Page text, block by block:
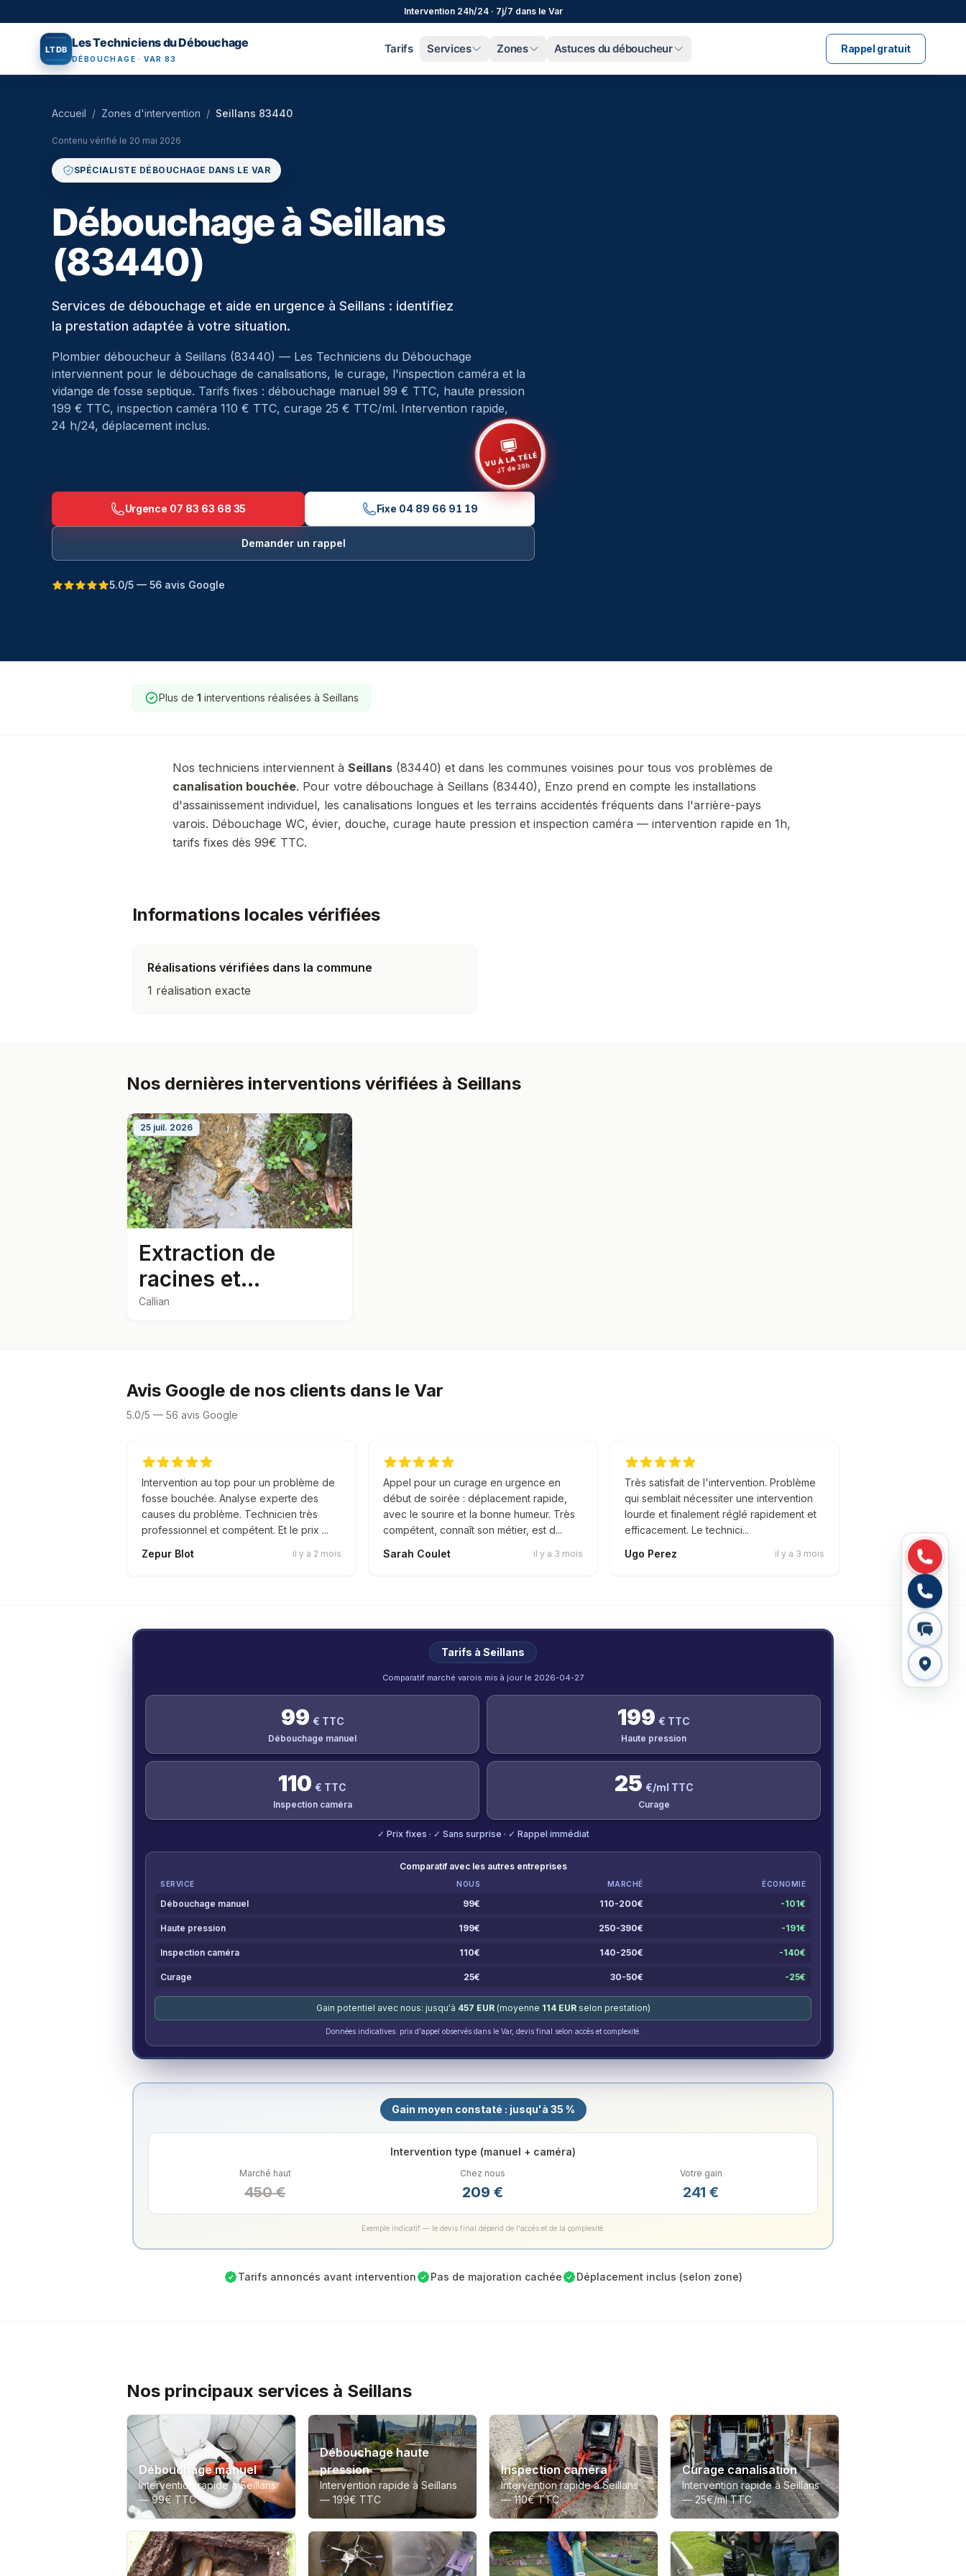
Intervention 24h/24 · 7j/7 dans le Var
LTDB Les Techniciens du Débouchage
DÉBOUCHAGE · VAR 83
Tarifs Services Zones Astuces du déboucheur Rappel gratuit
Accueil / Zones d'intervention / Seillans 83440
Contenu vérifié le 20 mai 2026
SPÉCIALISTE DÉBOUCHAGE DANS LE VAR
Débouchage à Seillans
(83440)
Services de débouchage et aide en urgence à Seillans : identifiez
la prestation adaptée à votre situation.
Plombier déboucheur à Seillans (83440) — Les Techniciens du Débouchage
interviennent pour le débouchage de canalisations, le curage, l'inspection caméra et la
vidange de fosse septique. Tarifs fixes : débouchage manuel 99 € TTC, haute pression
199 € TTC, inspection caméra 110 € TTC, curage 25 € TTC/ml. Intervention rapide,
24 h/24, déplacement inclus.
Urgence 07 83 63 68 35 Fixe 04 89 66 91 19
VU À LA TÉLÉ
JT de 20h
Demander un rappel
5.0/5 — 56 avis Google
Plus de 1 interventions réalisées à Seillans
Nos techniciens interviennent à Seillans (83440) et dans les communes voisines pour tous vos problèmes de
canalisation bouchée. Pour votre débouchage à Seillans (83440), Enzo prend en compte les installations
d'assainissement individuel, les canalisations longues et les terrains accidentés fréquents dans l'arrière-pays
varois. Débouchage WC, évier, douche, curage haute pression et inspection caméra — intervention rapide en 1h,
tarifs fixes dès 99€ TTC.
Informations locales vérifiées
Réalisations vérifiées dans la commune
1 réalisation exacte
Nos dernières interventions vérifiées à Seillans
25 juil. 2026
Extraction de
racines et
inspection vidéo
Callian
Avis Google de nos clients dans le Var
5.0/5 — 56 avis Google
Intervention au top pour un problème de
fosse bouchée. Analyse experte des
causes du problème. Technicien très
professionnel et compétent. Et le prix ...
Zepur Blot
il y a 2 mois
Appel pour un curage en urgence en
début de soirée : déplacement rapide,
avec le sourire et la bonne humeur. Très
compétent, connaît son métier, est d...
Sarah Coulet
il y a 3 mois
Très satisfait de l'intervention. Problème
qui semblait nécessiter une intervention
lourde et finalement réglé rapidement et
efficacement. Le technici...
Ugo Perez
il y a 3 mois
Tarifs à Seillans
Comparatif marché varois mis à jour le 2026-04-27
99 € TTC
Débouchage manuel
199 € TTC
Haute pression
110 € TTC
Inspection caméra
25 €/ml TTC
Curage
✓ Prix fixes · ✓ Sans surprise · ✓ Rappel immédiat
Comparatif avec les autres entreprises
SERVICE NOUS MARCHÉ ÉCONOMIE
Débouchage manuel 99€ 110-200€ -101€
Haute pression 199€ 250-390€ -191€
Inspection caméra 110€ 140-250€ -140€
Curage 25€ 30-50€ -25€
Gain potentiel avec nous: jusqu'à 457 EUR(moyenne 114EURselon prestation)
Données indicatives: prix d'appel observés dans le Var, devis final selon accès et complexité.
Gain moyen constaté : jusqu'à 35 %
Intervention type (manuel + caméra)
Marché haut
450€
Chez nous
209 €
Votre gain
241 €
Exemple indicatif — le devis final dépend de l'accès et de la complexité.
Tarifs annoncés avant intervention Pas de majoration cachée Déplacement inclus (selon zone)
Nos principaux services à Seillans
Débouchage manuel
Intervention rapide à Seillans
—99€ TTC
Débouchage haute
pression
Intervention rapide à Seillans
— 199€ TTC
Inspection caméra
Intervention rapide à Seillans
—110€ TTC
Curage canalisation
Intervention rapide à Seillans
—25€/ml TTC